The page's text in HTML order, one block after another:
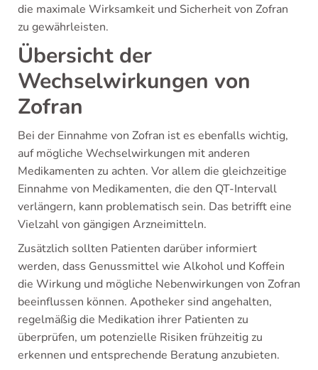
die maximale Wirksamkeit und Sicherheit von Zofran
zu gewährleisten.
Übersicht der
Wechselwirkungen von
Zofran
Bei der Einnahme von Zofran ist es ebenfalls wichtig,
auf mögliche Wechselwirkungen mit anderen
Medikamenten zu achten. Vor allem die gleichzeitige
Einnahme von Medikamenten, die den QT-Intervall
verlängern, kann problematisch sein. Das betrifft eine
Vielzahl von gängigen Arzneimitteln.
Zusätzlich sollten Patienten darüber informiert
werden, dass Genussmittel wie Alkohol und Koffein
die Wirkung und mögliche Nebenwirkungen von Zofran
beeinflussen können. Apotheker sind angehalten,
regelmäßig die Medikation ihrer Patienten zu
überprüfen, um potenzielle Risiken frühzeitig zu
erkennen und entsprechende Beratung anzubieten.